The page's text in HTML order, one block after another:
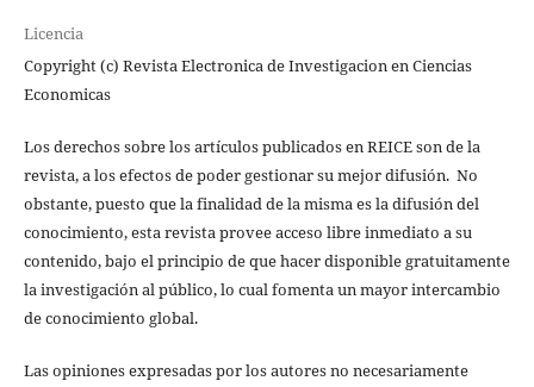
Licencia
Copyright (c) Revista Electronica de Investigacion en Ciencias
Economicas
Los derechos sobre los artículos publicados en REICE son de la
revista, a los efectos de poder gestionar su mejor difusión. No
obstante, puesto que la finalidad de la misma es la difusión del
conocimiento, esta revista provee acceso libre inmediato a su
contenido, bajo el principio de que hacer disponible gratuitamente
la investigación al público, lo cual fomenta un mayor intercambio
de conocimiento global.
Las opiniones expresadas por los autores no necesariamente